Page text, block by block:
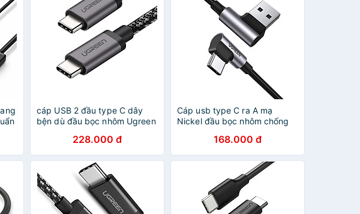
cáp USB 2 đầu type C dây
bện dù đầu bọc nhôm Ugreen
màu đen hàng chính hãng
228.000 đ
Cáp usb type C ra A mạ
Nickel đầu bọc nhôm chống
Ugreen 176TYC20856US
Hàng chính hãng
168.000 đ